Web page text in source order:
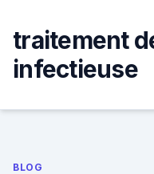
content
traitement
infectieuse
BLOG